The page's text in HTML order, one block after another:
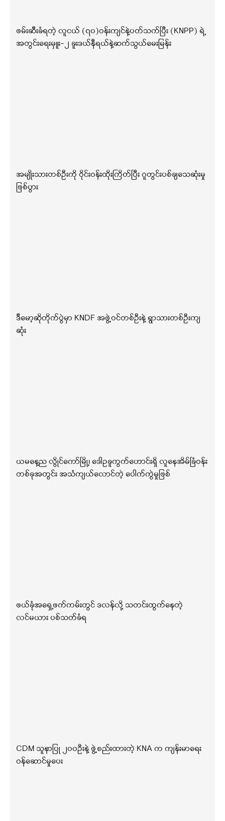
ဖမ်းဆီးခံရတဲ့ လူငယ် (၇၀)ဝန်းကျင်နဲ့ပတ်သက်ပြီး (KNPP) ရဲ့
အတွင်းရေးမှူး-၂ ခူးဒယ်နီရယ်နဲ့ဆက်သွယ်မေးမြန်း
အမျိုးသားတစ်ဦးကို ဝိုင်းဝန်းထိုးကြိတ်ပြီး ဂူတွင်းပစ်ချသေဆုံးမှု
ဖြစ်ပွား
ဒီမော့ဆိုတိုက်ပွဲမှာ KNDF အဖွဲ့ဝင်တစ်ဦးနဲ့ ရွာသားတစ်ဦးကျ
ဆုံး
ယမနေ့ည လွိုင်ကော်မြို့၊ ဒေါဥခူကွက်ဟောင်းရှိ လူနေအိမ်ခြံဝန်း
တစ်ခုအတွင်း အသံကျယ်လောင်တဲ့ ပေါက်ကွဲမှုဖြစ်
ဖယ်ခုံအရှေ့ဖက်ကမ်းတွင် ဒလန်လို့ သတင်းထွက်နေတဲ့
လင်မယား ပစ်သတ်ခံရ
CDM သူနာပြု ၂၀၀ဦးနဲ့ ဖွဲ့စည်းထားတဲ့ KNA က ကျန်းမာရေး
ဝန်ဆောင်မှုပေး